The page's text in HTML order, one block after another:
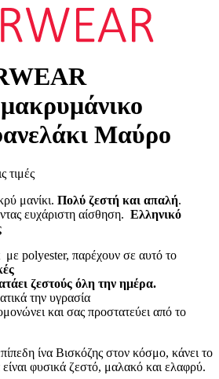
Μαύρο
τιμές
μανίκι. Πολύ ζεστή και απαλή.
ευχάριστη αίσθηση. Ελληνικό
polyester, παρέχουν σε αυτό το
ζεστούς όλη την ημέρα.
την υγρασία
και σας προστατεύει από το
ίνα Βισκόζης στον κόσμο, κάνει το
φυσικά ζεστό, μαλακό και ελαφρύ.